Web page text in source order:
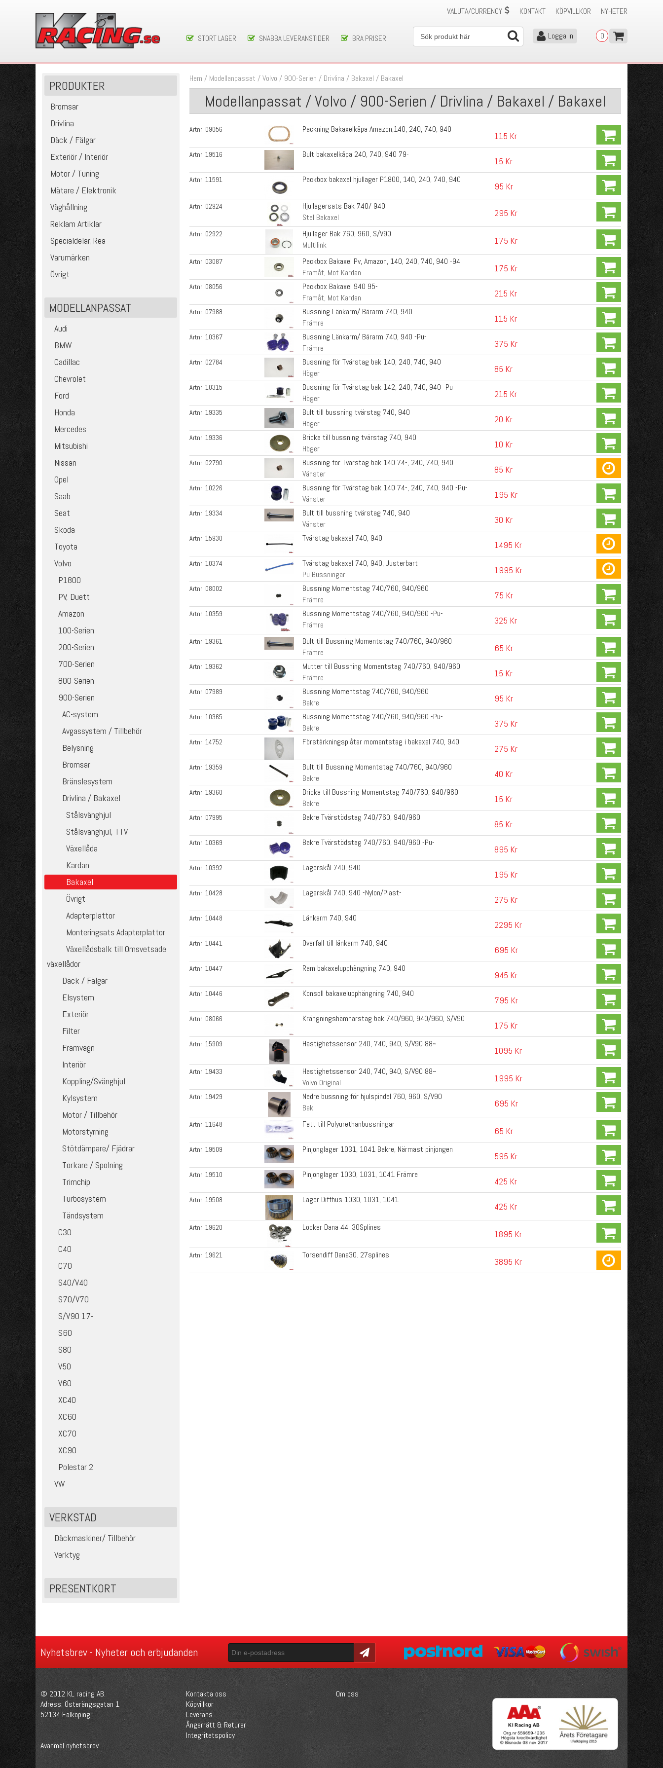
NYHETER
KÖPVILLKOR
KONTAKT
VALUTA/CURRENCY
STORT LAGER SNABBA LEVERANSTIDER BRA PRISER 0
Logga in
PRODUKTER
Bromsar
Drivlina
Däck / Fälgar
Exteriör / Interiör
Motor / Tuning
Mätare / Elektronik
Väghållning
Reklam Artiklar
Specialdelar, Rea
Varumärken
Övrigt
MODELLANPASSAT
Audi
BMW
Cadillac
Chevrolet
Ford
Honda
Mercedes
Mitsubishi
Nissan
Opel
Saab
Seat
Skoda
Toyota
Volvo
P1800
PV, Duett
Amazon
100-Serien
200-Serien
700-Serien
800-Serien
900-Serien
AC-system
Avgassystem / Tillbehör
Belysning
Bromsar
Bränslesystem
Drivlina / Bakaxel
Stålsvänghjul
Stålsvänghjul, TTV
Växellåda
Kardan
Bakaxel
Övrigt
Adapterplattor
Monteringsats Adapterplattor
Växellådsbalk till Omsvetsade
växellådor
Däck / Fälgar
Elsystem
Exteriör
Filter
Framvagn
Interiör
Koppling/Svänghjul
Kylsystem
Motor / Tillbehör
Motorstyrning
Stötdämpare/ Fjädrar
Torkare / Spolning
Trimchip
Turbosystem
Tändsystem
C30
C40
C70
S40/V40
S70/V70
S/V90 17-
S60
S80
V50
V60
XC40
XC60
XC70
XC90
Polestar 2
VW
VERKSTAD
Däckmaskiner/ Tillbehör
Verktyg
PRESENTKORT
Hem / Modellanpassat /Volvo / 900-Serien / Drivlina / Bakaxel / Bakaxel
Modellanpassat / Volvo / 900-Serien / Drivlina / Bakaxel / Bakaxel
Artnr: 09056 Packning Bakaxelkåpa Amazon,140, 240, 740, 940
115 Kr
Artnr:19516 Bult bakaxelkåpa 240, 740, 940 79-
15 Kr
Artnr:11591 Packbox bakaxel hjullager P1800, 140, 240, 740, 940
95 Kr
Artnr: 02924
Hjullagersats Bak 740/ 940
Stel Bakaxel
295 Kr
Artnr: 02922
Hjullager Bak 760, 960, S/V90
Multilink
175 Kr
Artnr: 03087
Packbox Bakaxel Pv, Amazon, 140, 240, 740, 940 -94
Framåt, Mot Kardan
175 Kr
Artnr: 08056
Packbox Bakaxel 940 95-
Framåt, Mot Kardan
215 Kr
Artnr: 07988
Bussning Länkarm/ Bärarm 740, 940
Främre
115 Kr
Artnr:10367
Bussning Länkarm/ Bärarm 740, 940 -Pu-
Främre
375 Kr
Artnr: 02784
Bussning för Tvärstag bak 140, 240, 740, 940
Höger
85 Kr
Artnr:10315
Bussning för Tvärstag bak 142, 240, 740, 940 -Pu-
Höger
215 Kr
Artnr:19335
Bult till bussning tvärstag 740, 940
Höger
20 Kr
Artnr:19336
Bricka till bussning tvärstag 740, 940
Höger
10 Kr
Artnr: 02790
Bussning för Tvärstag bak 140 74-, 240, 740, 940
Vänster
85 Kr
Artnr:10226
Bussning för Tvärstag bak 140 74-, 240, 740, 940 -Pu-
Vänster
195 Kr
Artnr:19334
Bult till bussning tvärstag 740, 940
Vänster
30 Kr
Artnr:15930 Tvärstag bakaxel 740, 940
1495 Kr
Artnr:10374
Tvärstag bakaxel 740, 940, Justerbart
Pu Bussningar
1995 Kr
Artnr: 08002
Bussning Momentstag 740/760, 940/960
Främre
75 Kr
Artnr:10359
Bussning Momentstag 740/760, 940/960 -Pu-
Främre
325 Kr
Artnr:19361
Bult till Bussning Momentstag 740/760, 940/960
Främre
65 Kr
Artnr:19362
Mutter till Bussning Momentstag 740/760, 940/960
Främre
15 Kr
Artnr: 07989
Bussning Momentstag 740/760, 940/960
Bakre
95 Kr
Artnr:10365
Bussning Momentstag 740/760, 940/960 -Pu-
Bakre
375 Kr
Artnr:14752 Förstärkningsplåtar momentstag i bakaxel 740, 940
275 Kr
Artnr:19359
Bult till Bussning Momentstag 740/760, 940/960
Bakre
40 Kr
Artnr:19360
Bricka till Bussning Momentstag 740/760, 940/960
Bakre
15 Kr
Artnr: 07995 Bakre Tvärstödstag 740/760, 940/960
85 Kr
Artnr:10369 Bakre Tvärstödstag 740/760, 940/960 -Pu-
895 Kr
Artnr:10392 Lagerskål 740, 940
195 Kr
Artnr:10428 Lagerskål 740, 940 -Nylon/Plast-
275 Kr
Artnr:10448 Länkarm 740, 940
2295 Kr
Artnr:10441 Överfall till länkarm 740, 940
695 Kr
Artnr:10447 Ram bakaxelupphängning 740, 940
945 Kr
Artnr:10446 Konsoll bakaxelupphängning 740, 940
795 Kr
Artnr: 08066 Krängningshämnarstag bak 740/960, 940/960, S/V90
175 Kr
Artnr:15909 Hastighetssensor 240, 740, 940, S/V90 88~
1095 Kr
Artnr:19433
Hastighetssensor 240, 740, 940, S/V90 88~
Volvo Original
1995 Kr
Artnr:19429
Nedre bussning för hjulspindel 760, 960, S/V90
Bak
695 Kr
Artnr:11648 Fett till Polyurethanbussningar
65 Kr
Artnr:19509 Pinjonglager 1031, 1041 Bakre, Närmast pinjongen
595 Kr
Artnr:19510 Pinjonglager 1030, 1031, 1041 Främre
425 Kr
Artnr:19508 Lager Diffhus 1030, 1031, 1041
425 Kr
Artnr:19620 Locker Dana 44. 30Splines
1895 Kr
Artnr:19621 Torsendiff Dana30. 27splines
3895 Kr
Nyhetsbrev - Nyheter och erbjudanden Skicka
© 2012 KL racing AB.
Adress: Österängsgatan 1
52134 Falköping
Avanmäl nyhetsbrev
Kontakta oss
Köpvillkor
Leverans
Ångerrätt & Returer
Integritetspolicy
Om oss